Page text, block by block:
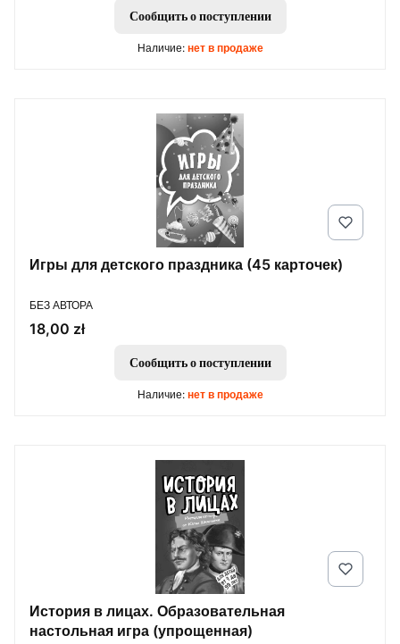
Сообщить о поступлении
Наличие: нет в продаже
Игры для детского праздника (45 карточек)
ПРОИЗВОДИТЕЛЬ
БЕЗ АВТОРА
Цена
18,00 zł
Сообщить о поступлении
Наличие: нет в продаже
История в лицах. Образовательная
настольная игра (упрощенная)